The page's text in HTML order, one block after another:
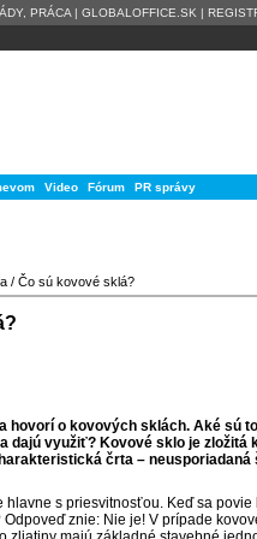
PRÁCA | GLOBALOFFICE.SK |
Video Fórum PR správy
/ Čo sú kovové sklá?
hovorí o kovových sklách. Aké sú
dajú využiť? Kovové sklo je zložitá
črta – neusporiadaná
hlavne s priesvitnosťou. Keď sa
znie: Nie je! V prípade